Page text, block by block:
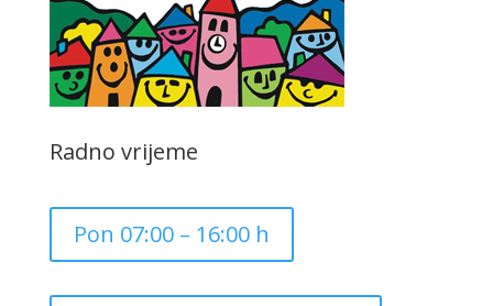
Radno vrijeme
Pon 07:00 – 16:00 h